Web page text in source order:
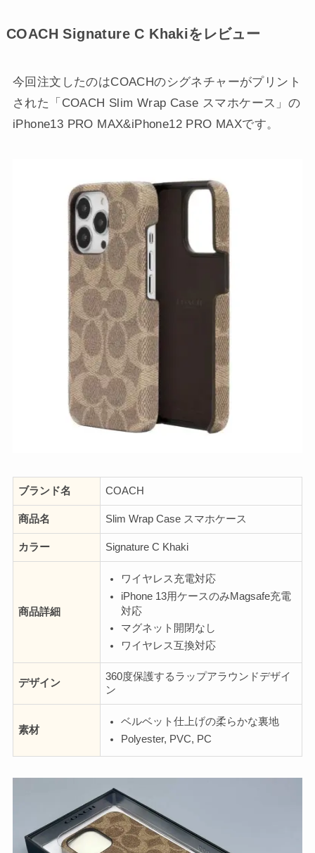
COACH Signature C Khakiをレビュー
今回注文したのはCOACHのシグネチャーがプリント
された「COACH Slim Wrap Case スマホケース」の
iPhone13 PRO MAX&iPhone12 PRO MAXです。
ブランド名 COACH
商品名 Slim Wrap Case スマホケース
カラー Signature C Khaki
商品詳細
ワイヤレス充電対応
iPhone 13用ケースのみMagsafe充電
対応
マグネット開閉なし
ワイヤレス互換対応
デザイン
360度保護するラップアラウンドデザイ
ン
素材
ベルベット仕上げの柔らかな裏地
Polyester, PVC, PC